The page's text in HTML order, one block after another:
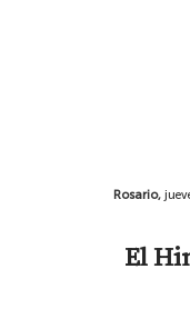
Rosario,
El